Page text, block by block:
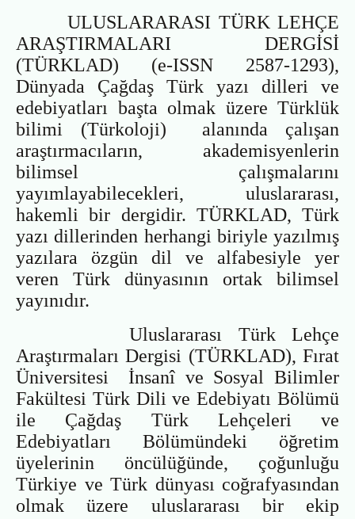
ULUSLARARASI TÜRK LEHÇE
ARAŞTIRMALARI DERGİSİ
(TÜRKLAD) (e-ISSN 2587-1293),
Dünyada Çağdaş Türk yazı dilleri ve
edebiyatları başta olmak üzere Türklük
bilimi (Türkoloji) alanında çalışan
araştırmacıların, akademisyenlerin
bilimsel çalışmalarını
yayımlayabilecekleri, uluslararası,
hakemli bir dergidir. TÜRKLAD, Türk
yazı dillerinden herhangi biriyle yazılmış
yazılara özgün dil ve alfabesiyle yer
veren Türk dünyasının ortak bilimsel
yayınıdır.
Uluslararası Türk Lehçe
Araştırmaları Dergisi (TÜRKLAD), Fırat
Üniversitesi İnsanî ve Sosyal Bilimler
Fakültesi Türk Dili ve Edebiyatı Bölümü
ile Çağdaş Türk Lehçeleri ve
Edebiyatları Bölümündeki öğretim
üyelerinin öncülüğünde, çoğunluğu
Türkiye ve Türk dünyası coğrafyasından
olmak üzere uluslararası bir ekip